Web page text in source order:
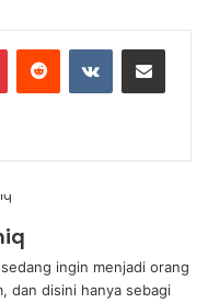
ingin menjadi orang
dan disini hanya sebagi